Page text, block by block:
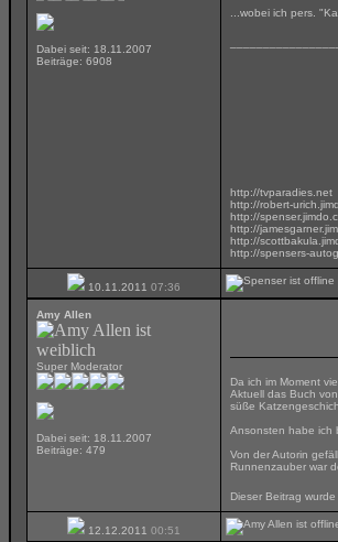
Dabei seit: 18.11.2007
Beiträge: 6908
...wobei ich pers.
http://tvparadies.net
http://robert-
http://
http://
http://
http://spensers-
10.11.2011 07:36
Amy Allen
Super Moderator
Dabei seit: 18.11.2007
Beiträge: 479
Da ich im Moment
Aktuell das Buch
süße
Ansonsten habe ich
Von der Autorin
Runnenzauber war
Dieser Beitrag
12.12.2011 00:51